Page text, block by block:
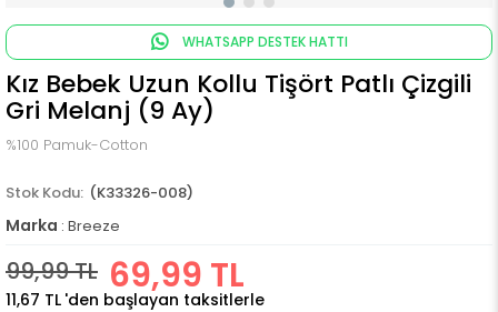
WHATSAPP DESTEK HATTI
Kız Bebek Uzun Kollu Tişört Patlı Çizgili
Gri Melanj (9 Ay)
%100 Pamuk-Cotton
(K33326-008)
Marka : Breeze
99,99 TL 69,99 TL
11,67 TL 'den başlayan taksitlerle